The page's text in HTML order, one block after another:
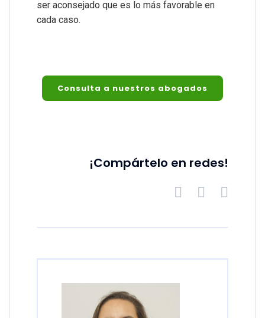
ser aconsejado que es lo más favorable en
cada caso.
Consulta a nuestros abogados
¡Compártelo en redes!